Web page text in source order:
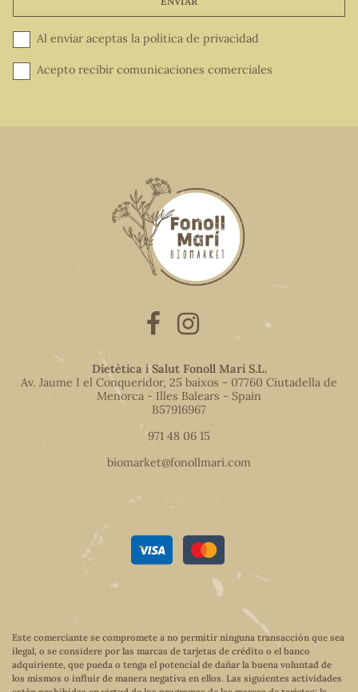
Al enviar aceptas la política de privacidad
Acepto recibir comunicaciones comerciales
Dietètica i Salut Fonoll Marí S.L.
Av. Jaume I el Conqueridor, 25 baixos - 07760 Ciutadella de
Menorca - Illes Balears - Spain
B57916967
971 48 06 15
biomarket@fonollmari.com
Este comerciante se compromete a no permitir ninguna transacción que sea
ilegal, o se considere por las marcas de tarjetas de crédito o el banco
adquiriente, que pueda o tenga el potencial de dañar la buena voluntad de
los mismos o influir de manera negativa en ellos. Las siguientes actividades